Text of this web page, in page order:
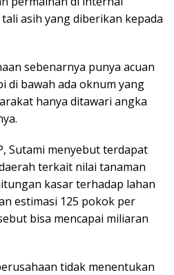
asih yang diberikan kepada
sebenarnya punya acuan
di bawah ada oknum yang
hanya ditawari angka
Sutami menyebut terdapat
terkait nilai tanaman
kasar terhadap lahan
estimasi 125 pokok per
bisa mencapai miliaran
tidak menentukan